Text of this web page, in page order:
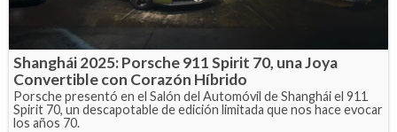
Shanghái 2025: Porsche 911 Spirit 70, una Joya
Convertible con Corazón Híbrido
Porsche presentó en el Salón del Automóvil de Shanghái el 911
Spirit 70, un descapotable de edición limitada que nos hace evocar
los años 70.